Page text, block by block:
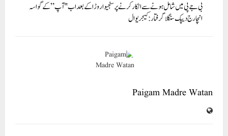
بی جے پی میں شامل ہونے سے انکار کرنے پر سنجیو اروڑا کے بعد اب "آپ” کے گوا سہ
انچارج دیپک سنگلا گرفتار: کیجریوال
Paigam Madre Watan